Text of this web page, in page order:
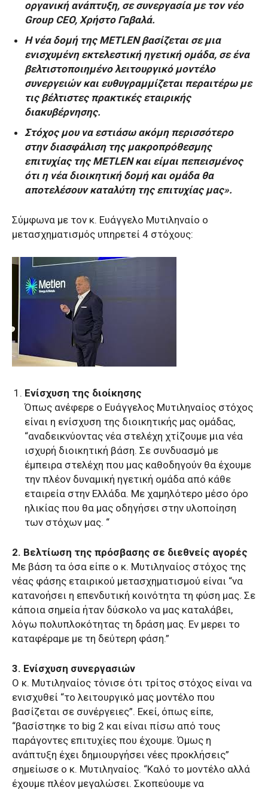
οργανική ανάπτυξη, σε συνεργασία με τον νέο
Group CEO, Χρήστο Γαβαλά.
Η νέα δομή της METLEN βασίζεται σε μια
ενισχυμένη εκτελεστική ηγετική ομάδα, σε ένα
βελτιστοποιημένο λειτουργικό μοντέλο
συνεργειών και ευθυγραμμίζεται περαιτέρω με
τις βέλτιστες πρακτικές εταιρικής
διακυβέρνησης.
Στόχος μου να εστιάσω ακόμη περισσότερο
στην διασφάλιση της μακροπρόθεσμης
επιτυχίας της METLEN και είμαι πεπεισμένος
ότι η νέα διοικητική δομή και ομάδα θα
αποτελέσουν καταλύτη της επιτυχίας μας».
Σύμφωνα με τον κ. Ευάγγελο Μυτιληναίο ο
μετασχηματισμός υπηρετεί 4 στόχους:
Ενίσχυση της διοίκησης
Όπως ανέφερε ο Ευάγγελος Μυτιληναίος στόχος
είναι η ενίσχυση της διοικητικής μας ομάδας,
“αναδεικνύοντας νέα στελέχη χτίζουμε μια νέα
ισχυρή διοικητική βάση. Σε συνδυασμό με
έμπειρα στελέχη που μας καθοδηγούν θα έχουμε
την πλέον δυναμική ηγετική ομάδα από κάθε
εταιρεία στην Ελλάδα. Με χαμηλότερο μέσο όρο
ηλικίας που θα μας οδηγήσει στην υλοποίηση
των στόχων μας. “
2. Βελτίωση της πρόσβασης σε διεθνείς αγορές
Με βάση τα όσα είπε ο κ. Μυτιληναίος στόχος της
νέας φάσης εταιρικού μετασχηματισμού είναι “να
κατανοήσει η επενδυτική κοινότητα τη φύση μας. Σε
κάποια σημεία ήταν δύσκολο να μας καταλάβει,
λόγω πολυπλοκότητας τη δράση μας. Εν μερει το
καταφέραμε με τη δεύτερη φάση.”
3. Ενίσχυση συνεργασιών
Ο κ. Μυτιληναίος τόνισε ότι τρίτος στόχος είναι να
ενισχυθεί “το λειτουργικό μας μοντέλο που
βασίζεται σε συνέργειες”. Εκεί, όπως είπε,
“βασίστηκε το big 2 και είναι πίσω από τους
παράγοντες επιτυχίες που έχουμε. Όμως η
ανάπτυξη έχει δημιουργήσει νέες προκλήσεις”
σημείωσε ο κ. Μυτιληναίος. “Καλό το μοντέλο αλλά
έχουμε πλέον μεγαλώσει. Σκοπεύουμε να